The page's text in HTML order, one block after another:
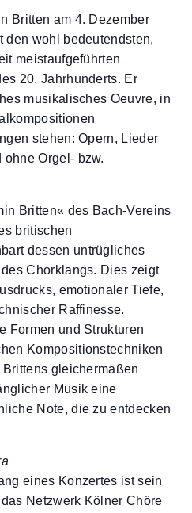
Britten am 4. Dezember
den wohl bedeutendsten,
meistaufgeführten
20. Jahrhunderts. Er
musikalisches Oeuvre, in
stehen: Opern, Lieder
Orgel- bzw.
Britten« des Bach-Vereins
britischen
dessen untrügliches
Chorklangs. Dies zeigt
emotionaler Tiefe,
Raffinesse.
Formen und Strukturen
Kompositionstechniken
gleichermaßen
Musik eine
Note, die zu entdecken
eines Konzertes ist sein
Netzwerk Kölner Chöre